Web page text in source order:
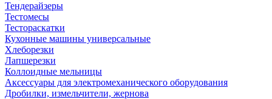
Тендерайзеры
Тестомесы
Тестораскатки
Кухонные машины универсальные
Хлеборезки
Лапшерезки
Коллоидные мельницы
Аксессуары для электромеханического оборудования
Дробилки, измельчители, жернова